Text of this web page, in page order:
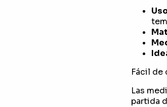
Fácil
Las
partida